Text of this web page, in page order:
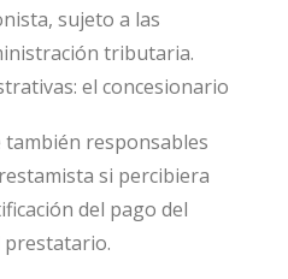
sujeto a las
tributaria.
el concesionario
responsables
si percibiera
del pago del